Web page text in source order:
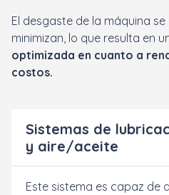
El desgaste de la máquina
minimizan, lo que resulta en
optimizada en cuanto a
costos.
Sistemas de
y aire/aceite
Este sistema es capaz de